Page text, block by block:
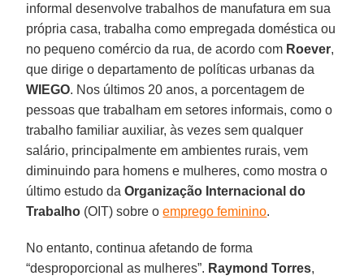
informal desenvolve trabalhos de manufatura em sua
própria casa, trabalha como empregada doméstica ou
no pequeno comércio da rua, de acordo com Roever,
que dirige o departamento de políticas urbanas da
WIEGO. Nos últimos 20 anos, a porcentagem de
pessoas que trabalham em setores informais, como o
trabalho familiar auxiliar, às vezes sem qualquer
salário, principalmente em ambientes rurais, vem
diminuindo para homens e mulheres, como mostra o
último estudo daOrganização Internacional do
Trabalho (OIT) sobre oemprego feminino.
No entanto, continua afetando de forma
“desproporcional as mulheres”. Raymond Torres,